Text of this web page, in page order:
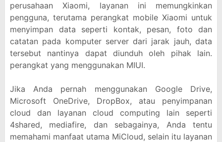
perusahaan Xiaomi, layanan ini memungkinkan
pengguna, terutama perangkat mobile Xiaomi untuk
menyimpan data seperti kontak, pesan, foto dan
catatan pada komputer server dari jarak jauh, data
tersebut nantinya dapat diunduh oleh pihak lain.
perangkat yang menggunakan MIUI.
Jika Anda pernah menggunakan Google Drive,
Microsoft OneDrive, DropBox, atau penyimpanan
cloud dan layanan cloud computing lain seperti
4shared, mediafire, dan sebagainya, Anda tentu
memahami manfaat utama MiCloud, selain itu layanan